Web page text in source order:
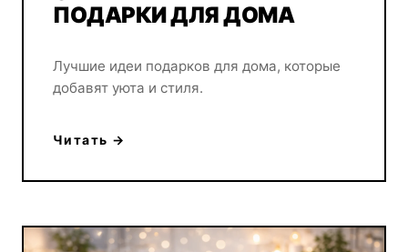
ПОДАРКИ ДЛЯ ДОМА
Лучшие идеи подарков для дома, которые
добавят уюта и стиля.
Читать →